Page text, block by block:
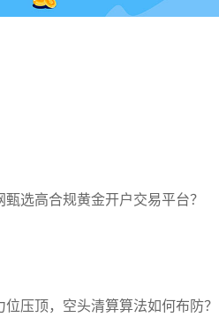
选高合规黄金开户交易平台？
压顶，空头清算算法如何布防？